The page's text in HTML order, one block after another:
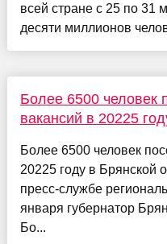
всей стране с 25 по 31
десяти миллионов
Более 6500 человек
вакансий в 20225
Более 6500 человек
20225 году в Брянской
пресс-службе
января губернатор
Бо...